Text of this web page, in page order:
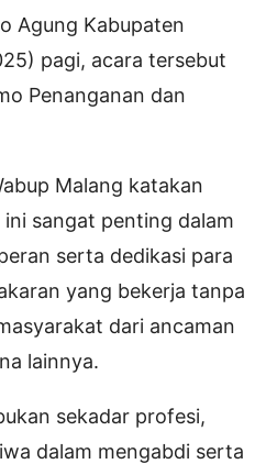
Agung Kabupaten
pagi, acara tersebut
Penanganan dan
Malang katakan
sangat penting dalam
serta dedikasi para
yang bekerja tanpa
dari ancaman
lainnya.
sekadar profesi,
dalam mengabdi serta